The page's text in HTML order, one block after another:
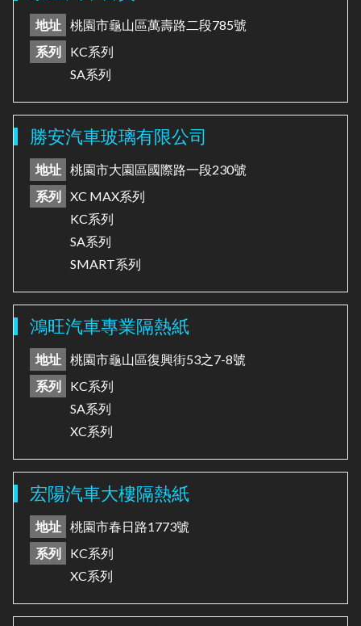
地址
桃園市龜山區萬壽路二段785號
系列
KC系列
SA系列
勝安汽車玻璃有限公司
地址
桃園市大園區國際路一段230號
系列
XC MAX系列
KC系列
SA系列
SMART系列
鴻旺汽車專業隔熱紙
地址
桃園市龜山區復興街53之7-8號
系列
KC系列
SA系列
XC系列
宏陽汽車大樓隔熱紙
地址
桃園市春日路1773號
系列
KC系列
XC系列